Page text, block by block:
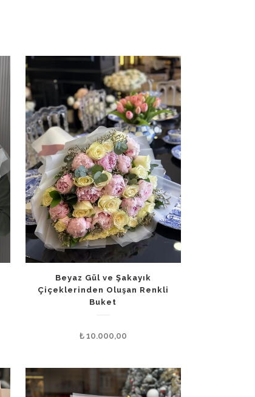
Beyaz Gül ve Şakayık
Çiçeklerinden Oluşan Renkli
Buket
₺10.000,00